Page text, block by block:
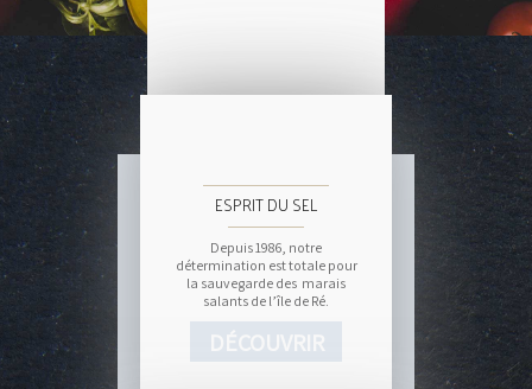
ESPRIT DU SEL
Depuis 1986, notre
détermination est totale pour
la sauvegarde des marais
salants de l’île de Ré.
DÉCOUVRIR